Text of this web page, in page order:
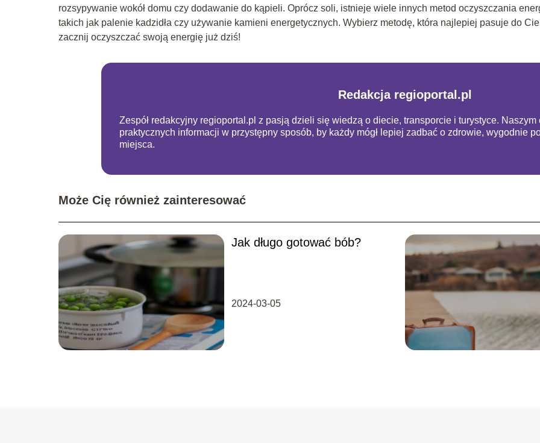
rozsypywanie wokół domu czy dodawanie do kąpieli. Oprócz soli, istnieje wiele innych metod oczyszczania
takich jak palenie kadzidła czy używanie kamieni energetycznych. Wybierz metodę, która najlepiej pasuje do
zacznij oczyszczać swoją energię już dziś!
Redakcja regioportal.pl
Zespół redakcyjny regioportal.pl z pasją dzieli się wiedzą o diecie, transporcie i turystyce.
praktycznych informacji w przystępny sposób, by każdy mógł lepiej zadbać o zdrowie, wygodnie
miejsca.
Może Cię również zainteresować
Jak długo gotować bób?
2024-03-05